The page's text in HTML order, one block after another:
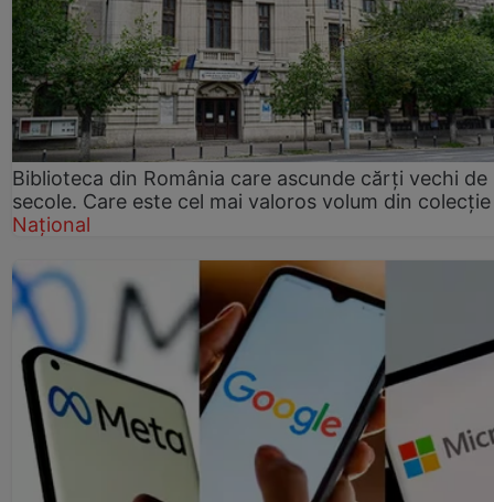
Biblioteca din România care ascunde cărți vechi de
secole. Care este cel mai valoros volum din colecție
Național